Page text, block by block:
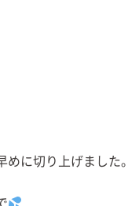
に切り上げました。